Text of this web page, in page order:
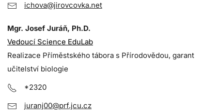
ichova@jirovcovka.net
Mgr. Josef Juráň, Ph.D.
Vedoucí Science EduLab
Realizace Příměstského tábora s Přírodovědou, garant
učitelství biologie
*2320
juranj00@prf.jcu.cz